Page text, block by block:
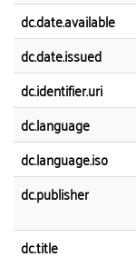
dc.date.available
dc.date.issued
dc.identifier.uri
dc.language
dc.language.iso
dc.publisher
dc.title